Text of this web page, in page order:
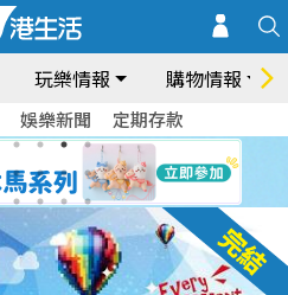
玩樂情報 購物情報
娛樂新聞 定期存款